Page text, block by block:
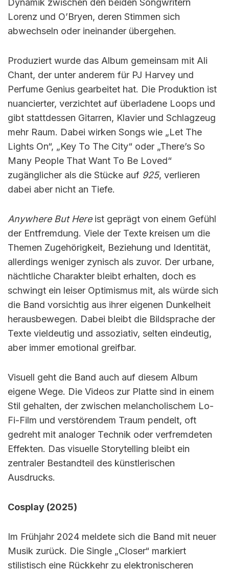
Dynamik zwischen den beiden Songwritern
Lorenz und O’Bryen, deren Stimmen sich
abwechseln oder ineinander übergehen.
Produziert wurde das Album gemeinsam mit Ali
Chant, der unter anderem für PJ Harvey und
Perfume Genius gearbeitet hat. Die Produktion ist
nuancierter, verzichtet auf überladene Loops und
gibt stattdessen Gitarren, Klavier und Schlagzeug
mehr Raum. Dabei wirken Songs wie „Let The
Lights On“, „Key To The City“ oder „There’s So
Many People That Want To Be Loved“
zugänglicher als die Stücke auf 925, verlieren
dabei aber nicht an Tiefe.
Anywhere But Hereist geprägt von einem Gefühl
der Entfremdung. Viele der Texte kreisen um die
Themen Zugehörigkeit, Beziehung und Identität,
allerdings weniger zynisch als zuvor. Der urbane,
nächtliche Charakter bleibt erhalten, doch es
schwingt ein leiser Optimismus mit, als würde sich
die Band vorsichtig aus ihrer eigenen Dunkelheit
herausbewegen. Dabei bleibt die Bildsprache der
Texte vieldeutig und assoziativ, selten eindeutig,
aber immer emotional greifbar.
Visuell geht die Band auch auf diesem Album
eigene Wege. Die Videos zur Platte sind in einem
Stil gehalten, der zwischen melancholischem Lo-
Fi-Film und verstörendem Traum pendelt, oft
gedreht mit analoger Technik oder verfremdeten
Effekten. Das visuelle Storytelling bleibt ein
zentraler Bestandteil des künstlerischen
Ausdrucks.
Cosplay (2025)
Im Frühjahr 2024 meldete sich die Band mit neuer
Musik zurück. Die Single „Closer“ markiert
stilistisch eine Rückkehr zu elektronischeren